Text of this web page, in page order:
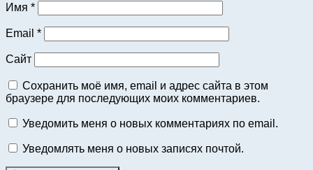
Имя *
Email *
Сайт
Сохранить моё имя, email и адрес сайта в этом
браузере для последующих моих комментариев.
Уведомить меня о новых комментариях по email.
Уведомлять меня о новых записях почтой.